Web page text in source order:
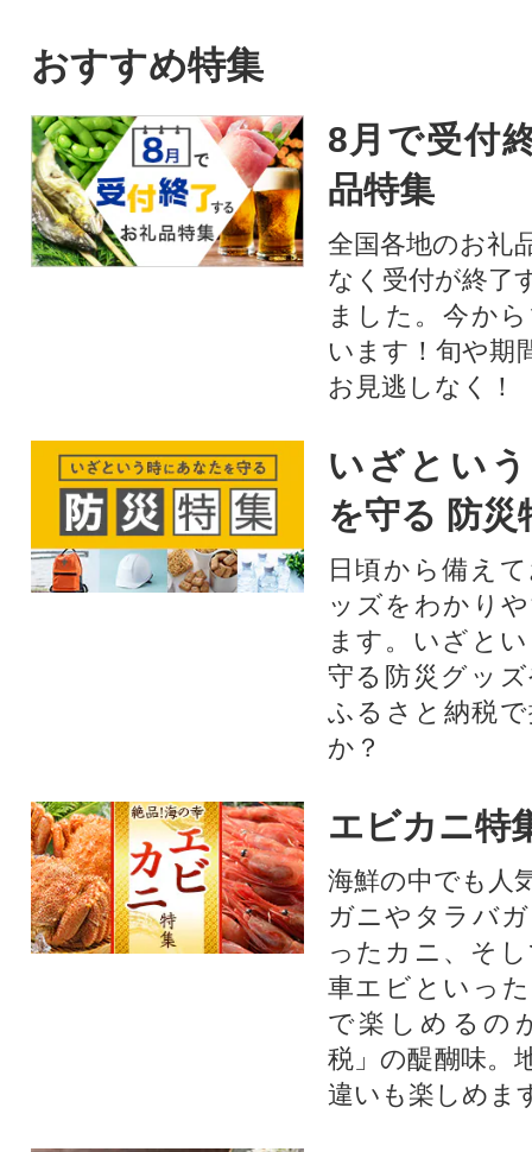
おすすめ特集
8月で受付
品特集
全国各地のお礼
なく受付が終了
ました。今か
います！旬や期
お見逃しなく！
いざとい
を守る 防災
日頃から備え
ッズをわかり
ます。いざと
守る防災グッ
ふるさと納税
か？
エビカニ特
海鮮の中でも人
ガニやタラバ
ったカニ、そ
車エビといっ
で楽しめるの
税」の醍醐味。
違いも楽しめま